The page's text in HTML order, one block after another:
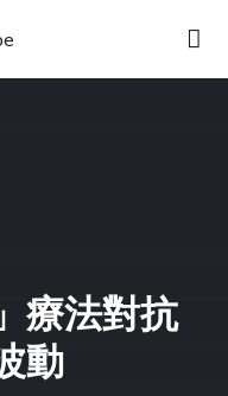
療法對抗
動